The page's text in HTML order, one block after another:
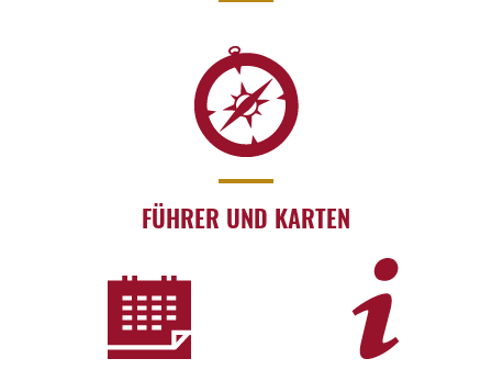
FÜHRER UND KARTEN